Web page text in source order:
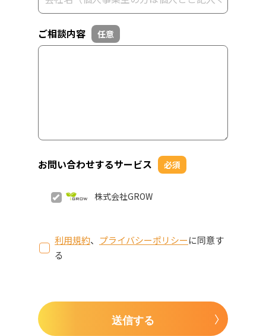
ご相談内容 任意
お問い合わせするサービス 必須
株式会社GROW
利用規約、 プライバシーポリシーに同意す
る
送信する